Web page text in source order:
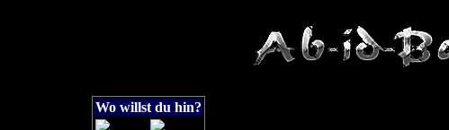
Wo willst du hin?